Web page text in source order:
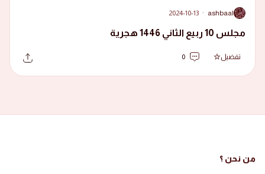
A
ashbaal
·
2024-10-13
مجلس 10 ربيع الثاني 1446 هجرية
تفضيل 0
من نحن ؟